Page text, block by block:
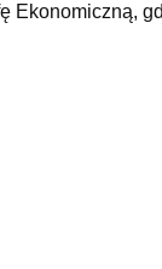
Ekonomiczną,